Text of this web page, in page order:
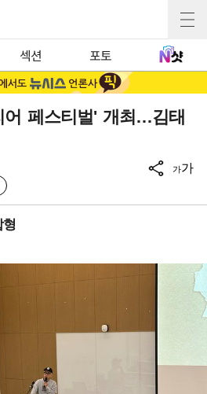
섹션 포토
어 페스티벌' 개최…김태
가가
형